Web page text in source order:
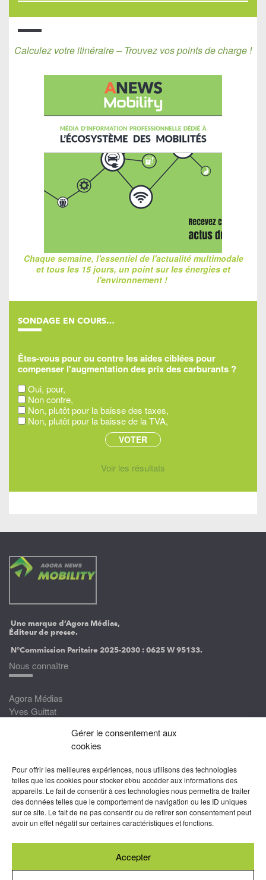
Gérer le consentement aux
cookies
Pour offrir les meilleures expériences, nous utilisons des technologies
telles que les cookies pour stocker et/ou accéder aux informations des
appareils. Le fait de consentir à ces technologies nous permettra de traiter
des données telles que le comportement de navigation ou les ID uniques
sur ce site. Le fait de ne pas consentir ou de retirer son consentement peut
avoir un effet négatif sur certaines caractéristiques et fonctions.
Accepter
Calculez votre itinéraire – Trouvez vos points de charge !
Chaque semaine, l'essentiel de l'actualité multimodale
et tous les 15 jours, un point sur les énergies et
l'environnement !
SONDAGE EN COURS…
Êtes-vous pour ou contre les aides ciblées pour
compenser l'augmentation des prix des carburants ?
Oui, pour,
Non contre,
Non, plutôt pour la baisse des taxes,
Non, plutôt pour la baisse de la TVA,
Voir les résultats
Une marque d’Agora Médias,
Éditeur de presse.
N°Commission Paritaire 2025-2030 :0625 W 95133.
Nous connaître
Agora Médias
Yves Guittat
Devenez correspondant
Rejoignez nos experts
Devenez Partenaire
Nous suivre
Abonnez-vous à nos newsletters